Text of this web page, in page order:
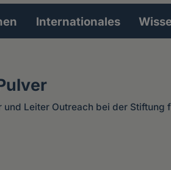
Volltextsuche
Internationales
und Leiter Outreach bei der Stiftung